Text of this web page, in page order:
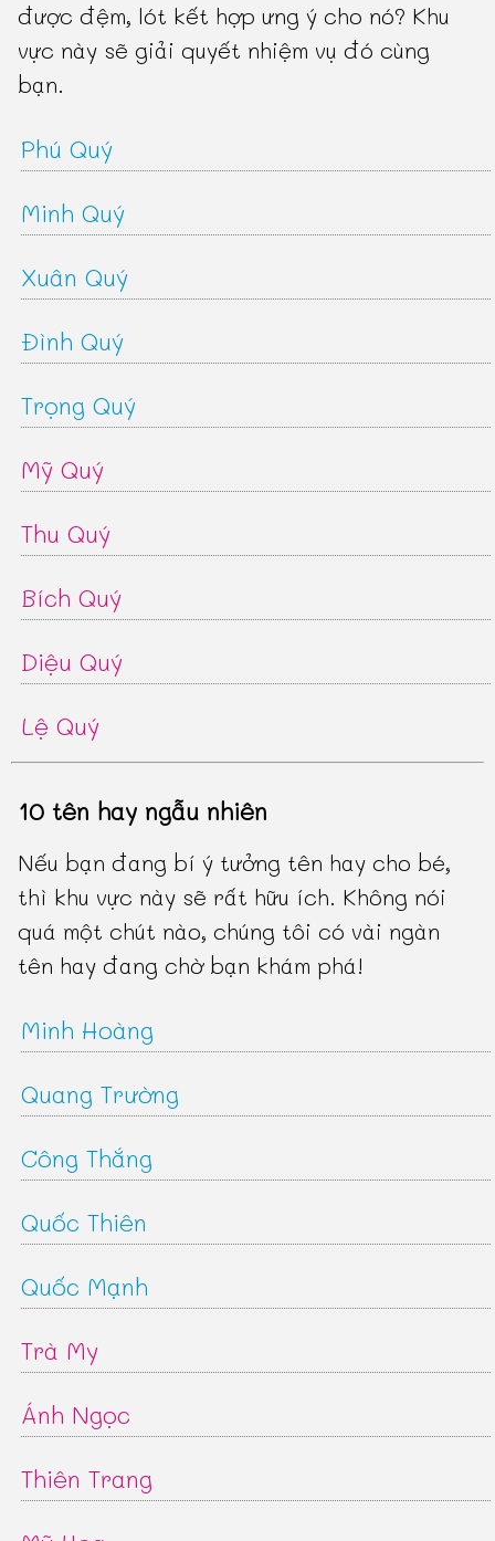
được đệm, lót kết hợp ưng ý cho nó? Khu
vực này sẽ giải quyết nhiệm vụ đó cùng
bạn.
Phú Quý
Minh Quý
Xuân Quý
Đình Quý
Trọng Quý
Mỹ Quý
Thu Quý
Bích Quý
Diệu Quý
Lệ Quý
10 tên hay ngẫu nhiên
Nếu bạn đang bí ý tưởng tên hay cho bé,
thì khu vực này sẽ rất hữu ích. Không nói
quá một chút nào, chúng tôi có vài ngàn
tên hay đang chờ bạn khám phá!
Minh Hoàng
Quang Trường
Công Thắng
Quốc Thiên
Quốc Mạnh
Trà My
Ánh Ngọc
Thiên Trang